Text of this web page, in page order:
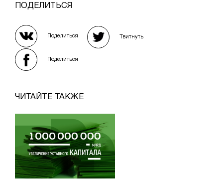
ПОДЕЛИТЬСЯ
Поделиться Твитнуть
Поделиться
ЧИТАЙТЕ ТАКЖЕ